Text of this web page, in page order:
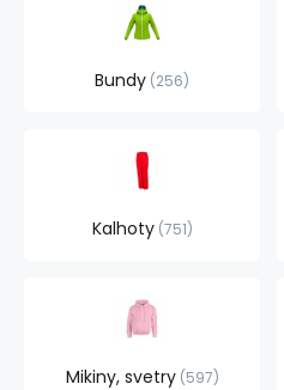
Bundy 256
Kalhoty 751
Mikiny, svetry 597